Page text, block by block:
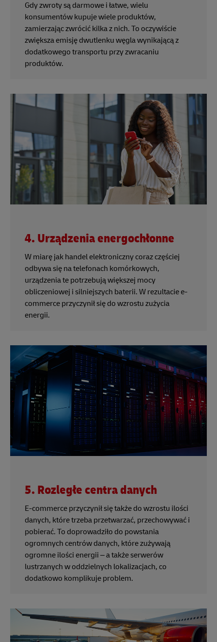
Gdy zwroty są darmowe i łatwe, wielu
konsumentów kupuje wiele produktów,
zamierzając zwrócić kilka z nich. To oczywiście
zwiększa emisję dwutlenku węgla wynikającą z
dodatkowego transportu przy zwracaniu
produktów.
4. Urządzenia energochłonne
W miarę jak handel elektroniczny coraz częściej
odbywa się na telefonach komórkowych,
urządzenia te potrzebują większej mocy
obliczeniowej i silniejszych baterii. W rezultacie e-
commerce przyczynił się do wzrostu zużycia
energii.
5. Rozległe centra danych
E-commerce przyczynił się także do wzrostu ilości
danych, które trzeba przetwarzać, przechowywać i
pobierać. To doprowadziło do powstania
ogromnych centrów danych, które zużywają
ogromne ilości energii – a także serwerów
lustrzanych w oddzielnych lokalizacjach, co
dodatkowo komplikuje problem.